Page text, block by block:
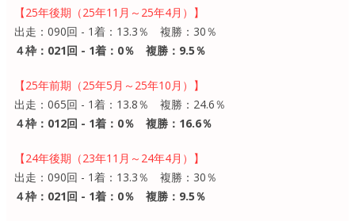
【25年後期（25年11月～25年4月）】
出走：090回 - 1着：13.3％ 複勝：30％
４枠：021回 - 1着：0％ 複勝：9.5％
【25年前期（25年5月～25年10月）】
出走：065回 - 1着：13.8％ 複勝：24.6％
４枠：012回 - 1着：0％ 複勝：16.6％
【24年後期（23年11月～24年4月）】
出走：090回 - 1着：13.3％ 複勝：30％
４枠：021回 - 1着：0％ 複勝：9.5％